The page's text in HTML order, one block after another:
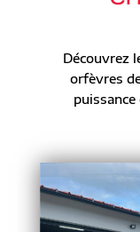
Découvrez
orfèvres